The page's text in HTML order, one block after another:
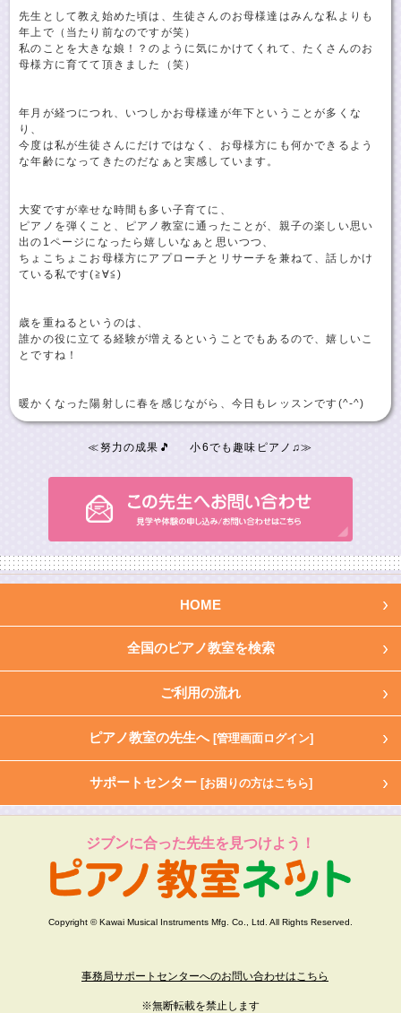
先生として教え始めた頃は、生徒さんのお母様達はみんな私よりも
年上で（当たり前なのですが笑）
私のことを大きな娘！？のように気にかけてくれて、たくさんのお
母様方に育てて頂きました（笑）
年月が経つにつれ、いつしかお母様達が年下ということが多くな
り、
今度は私が生徒さんにだけではなく、お母様方にも何かできるよう
な年齢になってきたのだなぁと実感しています。
大変ですが幸せな時間も多い子育てに、
ピアノを弾くこと、ピアノ教室に通ったことが、親子の楽しい思い
出の1ページになったら嬉しいなぁと思いつつ、
ちょこちょこお母様方にアプローチとリサーチを兼ねて、話しかけ
ている私です(≧∀≦)
歳を重ねるというのは、
誰かの役に立てる経験が増えるということでもあるので、嬉しいこ
とですね！
暖かくなった陽射しに春を感じながら、今日もレッスンです(^-^)
≪努力の成果🎵 小6でも趣味ピアノ♫≫
HOME
全国のピアノ教室を検索
ご利用の流れ
ピアノ教室の先生へ [管理画面ログイン]
サポートセンター [お困りの方はこちら]
ジブンに合った先生を見つけよう！
Copyright © Kawai Musical Instruments Mfg. Co., Ltd. All Rights Reserved.
事務局サポートセンターへのお問い合わせはこちら
※無断転載を禁止します